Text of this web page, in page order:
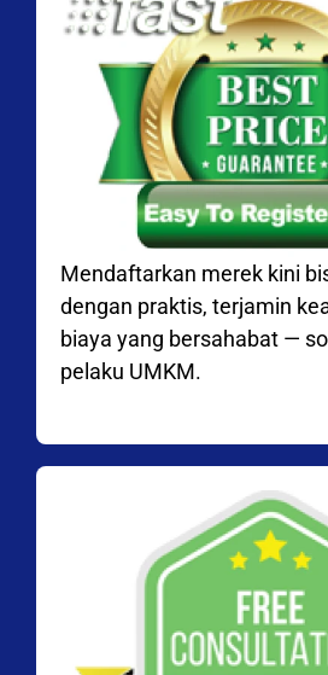
Mendaftarkan merek kini
dengan praktis, terjamin
biaya yang bersahabat —
pelaku UMKM.